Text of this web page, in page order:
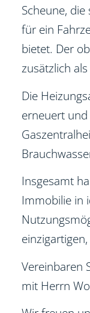
Scheune,
für ein
bietet. Der
zusätzlich
Die
erneuert
Insgesamt
Immobilie in
Vereinbaren
mit Herrn